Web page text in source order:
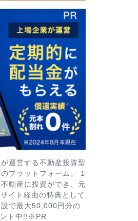
運営する不動産投資型
プラットフォーム。 1
動産に投資ができ、元
イト経由の特典として
で最大50,000円分の
ト中!!※PR